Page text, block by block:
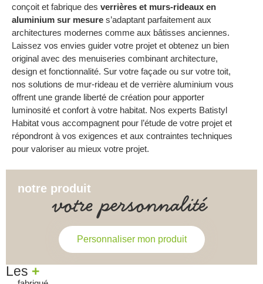
conçoit et fabrique des verrières et murs-rideaux en
aluminium sur mesure s’adaptant parfaitement aux
architectures modernes comme aux bâtisses anciennes.
Laissez vos envies guider votre projet et obtenez un bien
original avec des menuiseries combinant architecture,
design et fonctionnalité. Sur votre façade ou sur votre toit,
nos solutions de mur-rideau et de verrière aluminium vous
offrent une grande liberté de création pour apporter
luminosité et confort à votre habitat. Nos experts Batistyl
Habitat vous accompagnent pour l’étude de votre projet et
répondront à vos exigences et aux contraintes techniques
pour valoriser au mieux votre projet.
notre produit
votre personnalité
Personnaliser mon produit
Les +